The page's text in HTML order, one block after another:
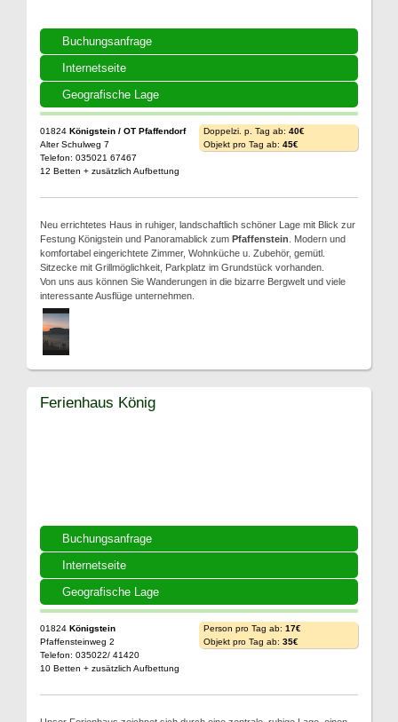
Buchungsanfrage
Internetseite
Geografische Lage
01824 Königstein / OT Pfaffendorf
Alter Schulweg 7
Telefon: 035021 67467
12 Betten + zusätzlich Aufbettung
Doppelzi. p. Tag ab: 40€
Objekt pro Tag ab: 45€
Neu errichtetes Haus in ruhiger, landschaftlich schöner Lage mit Blick zur
Festung Königstein und Panoramablick zum Pfaffenstein . Modern und
komfortabel eingerichtete Zimmer, Wohnküche u. Zubehör, gemütl.
Sitzecke mit Grillmöglichkeit, Parkplatz im Grundstück vorhanden.
Von uns aus können Sie Wanderungen in die bizarre Bergwelt und viele
interessante Ausflüge unternehmen.
Buchungsanfrage
Internetseite
Geografische Lage
Ferienhaus König
01824 Königstein
Pfaffensteinweg 2
Telefon: 035022/ 41420
10 Betten + zusätzlich Aufbettung
Person pro Tag ab: 17€
Objekt pro Tag ab: 35€